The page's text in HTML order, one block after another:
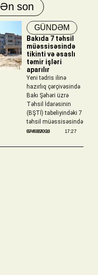
Ən son
GÜNDƏM
Bakıda 7 təhsil
müəssisəsində
tikinti və əsaslı
təmir işləri
aparılır
Yeni tədris ilinə
hazırlıq çərçivəsində
Bakı Şəhəri üzrə
Təhsil İdarəsinin
(BŞTİ) tabeliyindəki 7
təhsil müəssisəsində
BAKIBAKU
07/08/2026 17:27